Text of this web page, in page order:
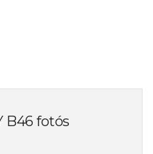
B46 fotós